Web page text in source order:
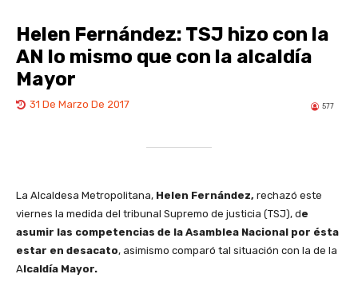
Helen Fernández: TSJ hizo con la
AN lo mismo que con la alcaldía
Mayor
31 De Marzo De 2017 577
La Alcaldesa Metropolitana, Helen Fernández, rechazó este
viernes la medida del tribunal Supremo de justicia (TSJ), de
asumir las competencias de la Asamblea Nacional por ésta
estar en desacato, asimismo comparó tal situación con la de la
Alcaldía Mayor.